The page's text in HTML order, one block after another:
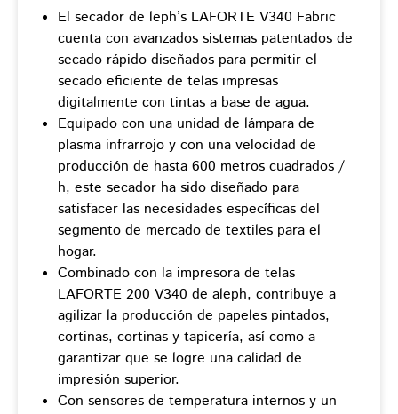
El secador de leph’s LAFORTE V340 Fabric
cuenta con avanzados sistemas patentados de
secado rápido diseñados para permitir el
secado eficiente de telas impresas
digitalmente con tintas a base de agua.
Equipado con una unidad de lámpara de
plasma infrarrojo y con una velocidad de
producción de hasta 600 metros cuadrados /
h, este secador ha sido diseñado para
satisfacer las necesidades específicas del
segmento de mercado de textiles para el
hogar.
Combinado con la impresora de telas
LAFORTE 200 V340 de aleph, contribuye a
agilizar la producción de papeles pintados,
cortinas, cortinas y tapicería, así como a
garantizar que se logre una calidad de
impresión superior.
Con sensores de temperatura internos y un